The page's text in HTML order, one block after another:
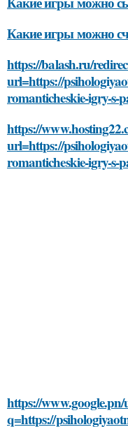
Какие игры можно
https://balash.ru/
url=https://
romanticheskie-igry-s-
https://
url=https://
romanticheskie-igry-s-
https://
q=https://